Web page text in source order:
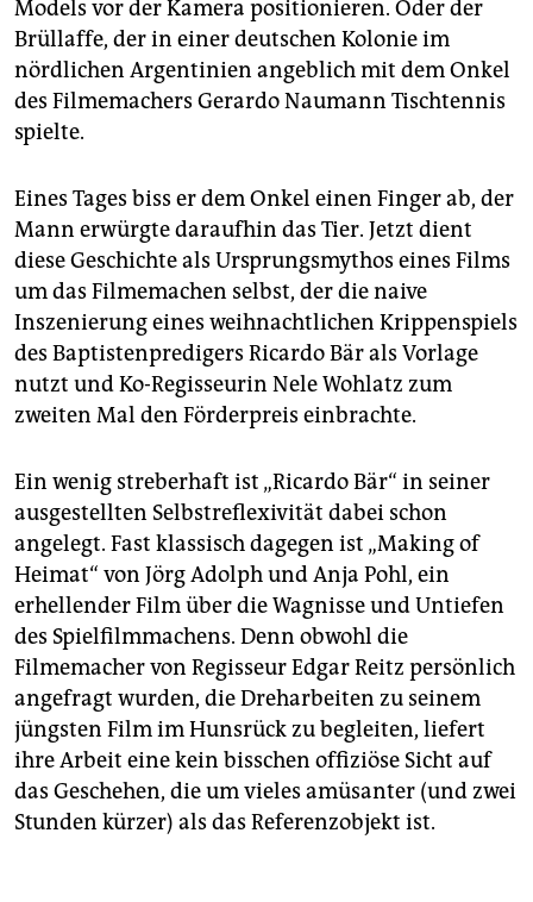
epaper login
Models vor der Kamera positionieren. Oder der
Brüllaffe, der in einer deutschen Kolonie im
nördlichen Argentinien angeblich mit dem Onkel
des Filmemachers Gerardo Naumann Tischtennis
spielte.
Eines Tages biss er dem Onkel einen Finger ab, der
Mann erwürgte daraufhin das Tier. Jetzt dient
diese Geschichte als Ursprungsmythos eines Films
um das Filmemachen selbst, der die naive
Inszenierung eines weihnachtlichen Krippenspiels
des Baptistenpredigers Ricardo Bär als Vorlage
nutzt und Ko-Regisseurin Nele Wohlatz zum
zweiten Mal den Förderpreis einbrachte.
Ein wenig streberhaft ist „Ricardo Bär“ in seiner
ausgestellten Selbstreflexivität dabei schon
angelegt. Fast klassisch dagegen ist „Making of
Heimat“ von Jörg Adolph und Anja Pohl, ein
erhellender Film über die Wagnisse und Untiefen
des Spielfilmmachens. Denn obwohl die
Filmemacher von Regisseur Edgar Reitz persönlich
angefragt wurden, die Dreharbeiten zu seinem
jüngsten Film im Hunsrück zu begleiten, liefert
ihre Arbeit eine kein bisschen offiziöse Sicht auf
das Geschehen, die um vieles amüsanter (und zwei
Stunden kürzer) als das Referenzobjekt ist.